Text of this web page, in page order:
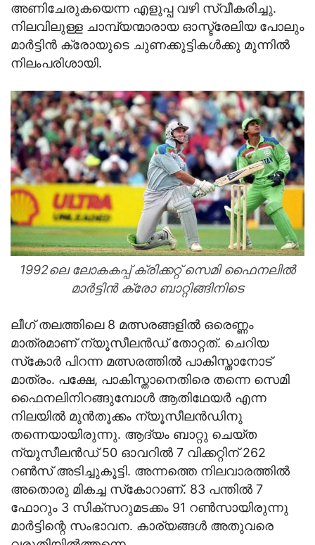
അണിചേരുകയെന്ന എളുപ്പ വഴി സ്വീകരിച്ചു.
നിലവിലുള്ള ചാമ്പ്യന്മാരായ ഓസ്ട്രേലിയ പോലും
മാര്‍ട്ടിന്‍ ക്രോയുടെ ചുണക്കുട്ടികള്‍ക്കു മുന്നില്‍
നിലംപരിശായി.
1992ലെ ലോകകപ്പ് ക്രിക്കറ്റ് സെമി ഫൈനലില്‍
മാര്‍ട്ടിന്‍ ക്രോ ബാറ്റിങ്ങിനിടെ
ലീഗ് തലത്തിലെ 8 മത്സരങ്ങളില്‍ ഒരെണ്ണം
മാത്രമാണ് ന്യൂസീലന്‍ഡ് തോറ്റത്. ചെറിയ
സ്‌കോര്‍ പിറന്ന മത്സരത്തില്‍ പാകിസ്താനോട്
മാത്രം. പക്ഷേ, പാകിസ്താനെതിരെ തന്നെ സെമി
ഫൈനലിനിറങ്ങുമ്പോള്‍ ആതിഥേയര്‍ എന്ന
നിലയില്‍ മുന്‍തൂക്കം ന്യൂസീലന്‍ഡിനു
തന്നെയായിരുന്നു. ആദ്യം ബാറ്റു ചെയ്ത
ന്യൂസീലന്‍ഡ് 50 ഓവറില്‍ 7 വിക്കറ്റിന് 262
റണ്‍സ് അടിച്ചുകൂട്ടി. അന്നത്തെ നിലവാരത്തില്‍
അതൊരു മികച്ച സ്‌കോറാണ്. 83 പന്തില്‍ 7
ഫോറും 3 സിക്സറുമടക്കം 91 റണ്‍സായിരുന്നു
മാര്‍ട്ടിന്റെ സംഭാവന. കാര്യങ്ങള്‍ അതുവരെ